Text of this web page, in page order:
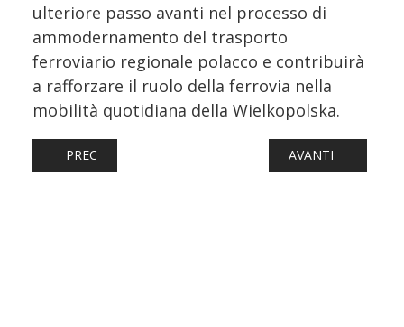
ulteriore passo avanti nel processo di
ammodernamento del trasporto
ferroviario regionale polacco e contribuirà
a rafforzare il ruolo della ferrovia nella
mobilità quotidiana della Wielkopolska.
ARTICOLO PRECEDENTE: DEBUTTA IN LIGURIA LA
PREC ARTICOLO
AVANTI